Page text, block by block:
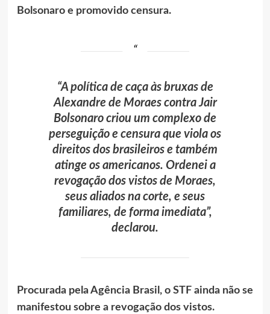
Bolsonaro e promovido censura.
“A política de caça às bruxas de
Alexandre de Moraes contra Jair
Bolsonaro criou um complexo de
perseguição e censura que viola os
direitos dos brasileiros e também
atinge os americanos. Ordenei a
revogação dos vistos de Moraes,
seus aliados na corte, e seus
familiares, de forma imediata”,
declarou.
Procurada pela Agência Brasil, o STF ainda não se
manifestou sobre a revogação dos vistos.